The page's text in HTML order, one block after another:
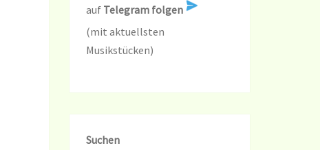
auf Telegram folgen
(mit aktuellsten
Musikstücken)
Suchen